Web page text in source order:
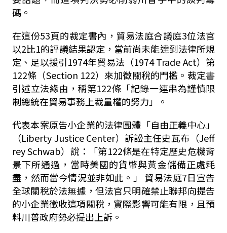
碼。
在這份53頁的裁定書內，貿易法庭合議庭3位法官
以2比1的評議結果認定，當前尚未能達到法律所規
定、足以援引1974年貿易法（1974 Trade Act）第
122條（Section 122）來加徵關稅的門檻。裁定書
引述立法緣由，稱第122條「記錄一連串為謹慎限
制總統在貿易事務上裁量權的努力」。
代表本案原告小企業的法律團體「自由正義中心」
（Liberty Justice Center）訴訟主任史瓦布（Jeff
rey Schwab）說：「第122條是在特定歷史危機背
景下所通過，當時美國的貨幣與黃金儲備正處耗
盡，然而當今情況並非如此。」 貿易法庭7日宣告
全球關稅於法無據，但法官只明確禁止聯邦向提告
的小企業徵收這項關稅，實際影響可能有限，且預
料川普政府勢必提出上訴。